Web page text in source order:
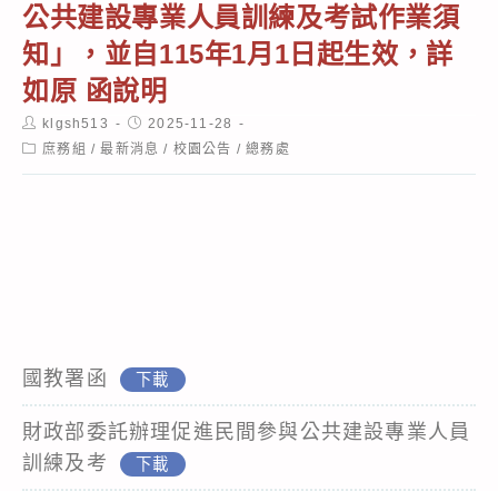
公共建設專業人員訓練及考試作業須
知」，並自115年1月1日起生效，詳
如原 函說明
Post
author:
klgsh513
Post
published:
2025-11-28
Post庶務組 / 最新消息 / 校園公告 / 總務處
國教署函 下載
財政部委託辦理促進民間參與公共建設專業人員
訓練及考
下載